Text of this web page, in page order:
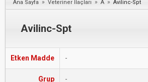
Ana Sayfa » Veteriner İlaçları » A » Avilinc-Spt
Avilinc-Spt
Etken Madde -
Grup -